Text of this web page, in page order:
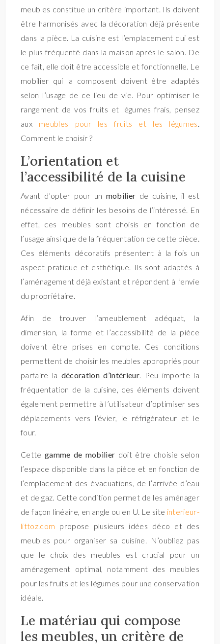
meubles constitue un critère important. Ils doivent
être harmonisés avec la décoration déjà présente
dans la pièce. La cuisine est l’emplacement qui est
le plus fréquenté dans la maison après le salon. De
ce fait, elle doit être accessible et fonctionnelle. Le
mobilier qui la composent doivent être adaptés
selon l’usage de ce lieu de vie. Pour optimiser le
rangement de vos fruits et légumes frais, pensez
aux meubles pour les fruits et les légumes.
Comment le choisir ?
L’orientation et
l’accessibilité de la cuisine
Avant d’opter pour un mobilier de cuisine, il est
nécessaire de définir les besoins de l’intéressé. En
effet, ces meubles sont choisis en fonction de
l’usage ainsi que de la fréquentation de cette pièce.
Ces éléments décoratifs présentent à la fois un
aspect pratique et esthétique. Ils sont adaptés à
l’aménagement déjà existant et répondent à l’envie
du propriétaire.
Afin de trouver l’ameublement adéquat, la
dimension, la forme et l’accessibilité de la pièce
doivent être prises en compte. Ces conditions
permettent de choisir les meubles appropriés pour
parfaire la décoration d’intérieur. Peu importe la
fréquentation de la cuisine, ces éléments doivent
également permettre à l’utilisateur d’optimiser ses
déplacements vers l’évier, le réfrigérateur et le
four.
Cette gamme de mobilier doit être choisie selon
l’espace disponible dans la pièce et en fonction de
l’emplacement des évacuations, de l’arrivée d’eau
et de gaz. Cette condition permet de les aménager
de façon linéaire, en angle ou en U. Le site interieur-
littoz.com propose plusieurs idées déco et des
meubles pour organiser sa cuisine. N’oubliez pas
que le choix des meubles est crucial pour un
aménagement optimal, notamment des meubles
pour les fruits et les légumes pour une conservation
idéale.
Le matériau qui compose
les meubles, un critère de